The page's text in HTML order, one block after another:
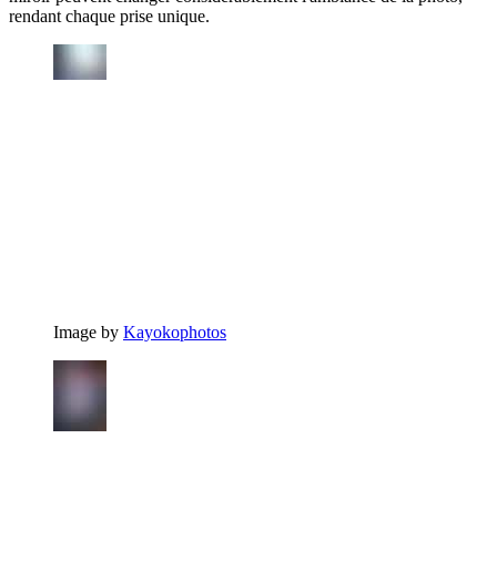
rendant chaque prise unique.
Image by Kayokophotos